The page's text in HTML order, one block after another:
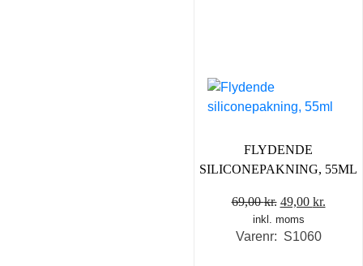
FLYDENDE
SILICONEPAKNING, 55ML
69,00kr. Den
oprindelige
pris
49,00 kr.
inkl. moms
Varenr: S1060